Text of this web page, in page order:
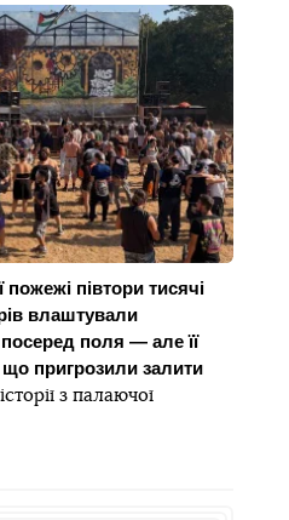
півтори тисячі
влаштували
поля — але її
пригрозили залити
з палаючої